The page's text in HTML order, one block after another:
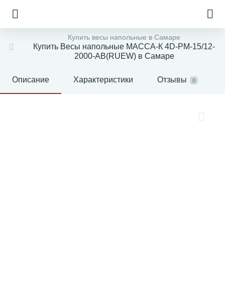
Купить весы напольные в Самаре
Купить Весы напольные МАССА-К 4D-PM-15/12-
2000-AB(RUEW) в Самаре
Описание Характеристики Отзывы 0